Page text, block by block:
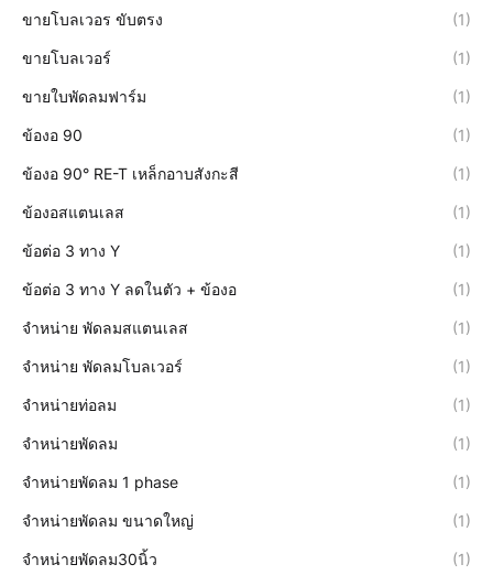
ขายโบลเวอร ขับตรง (1)
ขายโบลเวอร์ (1)
ขายใบพัดลมฟาร์ม (1)
ข้องอ 90 (1)
ข้องอ 90° RE-T เหล็กอาบสังกะสี (1)
ข้องอสแตนเลส (1)
ข้อต่อ 3 ทาง Y (1)
ข้อต่อ 3 ทาง Y ลดในตัว + ข้องอ (1)
จำหน่าย พัดลมสแตนเลส (1)
จำหน่าย พัดลมโบลเวอร์ (1)
จำหน่ายท่อลม (1)
จำหน่ายพัดลม (1)
จำหน่ายพัดลม 1 phase (1)
จำหน่ายพัดลม ขนาดใหญ่ (1)
จำหน่ายพัดลม30นิ้ว (1)